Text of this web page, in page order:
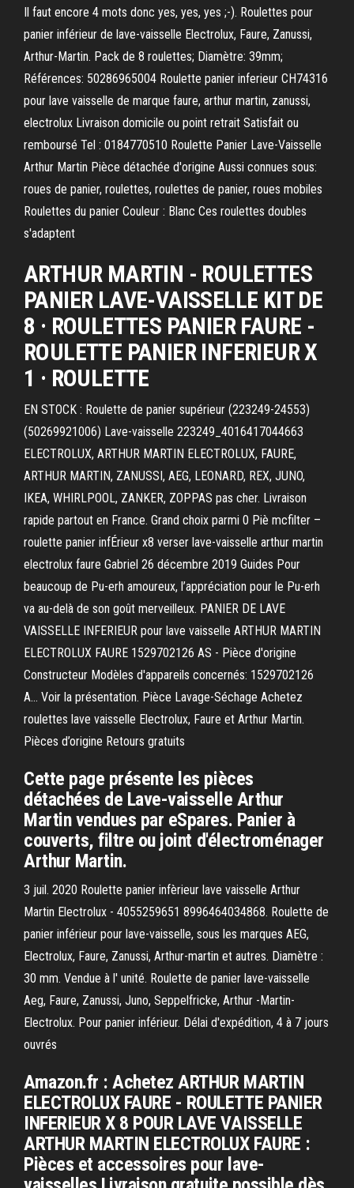
Il faut encore 4 mots donc yes, yes, yes ;-). Roulettes pour
panier inférieur de lave-vaisselle Electrolux, Faure, Zanussi,
Arthur-Martin. Pack de 8 roulettes; Diamètre: 39mm;
Références: 50286965004 Roulette panier inferieur CH74316
pour lave vaisselle de marque faure, arthur martin, zanussi,
electrolux Livraison domicile ou point retrait Satisfait ou
remboursé Tel : 0184770510 Roulette Panier Lave-Vaisselle
Arthur Martin Pièce détachée d'origine Aussi connues sous:
roues de panier, roulettes, roulettes de panier, roues mobiles
Roulettes du panier Couleur : Blanc Ces roulettes doubles
s'adaptent
ARTHUR MARTIN - ROULETTES
PANIER LAVE-VAISSELLE KIT DE
8 · ROULETTES PANIER FAURE -
ROULETTE PANIER INFERIEUR X
1 · ROULETTE
EN STOCK : Roulette de panier supérieur (223249-24553)
(50269921006) Lave-vaisselle 223249_4016417044663
ELECTROLUX, ARTHUR MARTIN ELECTROLUX, FAURE,
ARTHUR MARTIN, ZANUSSI, AEG, LEONARD, REX, JUNO,
IKEA, WHIRLPOOL, ZANKER, ZOPPAS pas cher. Livraison
rapide partout en France. Grand choix parmi 0 Piè mcfilter –
roulette panier infÉrieur x8 verser lave-vaisselle arthur martin
electrolux faure Gabriel 26 décembre 2019 Guides Pour
beaucoup de Pu-erh amoureux, l’appréciation pour le Pu-erh
va au-delà de son goût merveilleux. PANIER DE LAVE
VAISSELLE INFERIEUR pour lave vaisselle ARTHUR MARTIN
ELECTROLUX FAURE 1529702126 AS - Pièce d'origine
Constructeur Modèles d'appareils concernés: 1529702126
A… Voir la présentation. Pièce Lavage-Séchage Achetez
roulettes lave vaisselle Electrolux, Faure et Arthur Martin.
Pièces d’origine Retours gratuits
Cette page présente les pièces
détachées de Lave-vaisselle Arthur
Martin vendues par eSpares. Panier à
couverts, filtre ou joint d'électroménager
Arthur Martin.
3 juil. 2020 Roulette panier infèrieur lave vaisselle Arthur
Martin Electrolux - 4055259651 8996464034868. Roulette de
panier inférieur pour lave-vaisselle, sous les marques AEG,
Electrolux, Faure, Zanussi, Arthur-martin et autres. Diamètre :
30 mm. Vendue à l' unité. Roulette de panier lave-vaisselle
Aeg, Faure, Zanussi, Juno, Seppelfricke, Arthur -Martin-
Electrolux. Pour panier inférieur. Délai d'expédition, 4 à 7 jours
ouvrés
Amazon.fr : Achetez ARTHUR MARTIN
ELECTROLUX FAURE - ROULETTE PANIER
INFERIEUR X 8 POUR LAVE VAISSELLE
ARTHUR MARTIN ELECTROLUX FAURE :
Pièces et accessoires pour lave-